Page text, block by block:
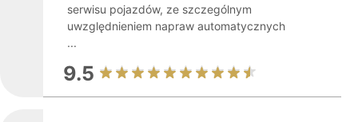
serwisu pojazdów, ze szczególnym
uwzględnieniem napraw automatycznych
...
9.5